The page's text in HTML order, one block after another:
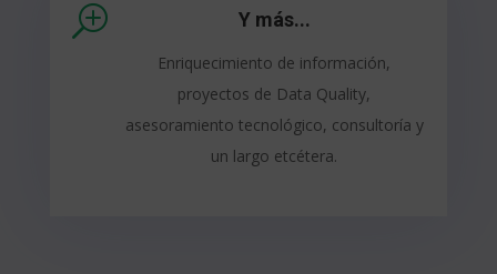
T Y más...
Enriquecimiento de información,
proyectos de Data Quality,
asesoramiento tecnológico, consultoría y
un largo etcétera.